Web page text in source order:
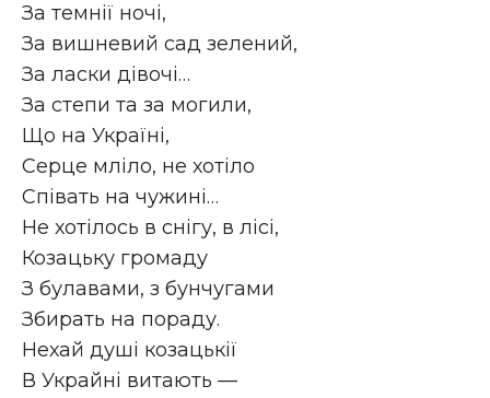
За темнії ночі,
За вишневий сад зелений,
За ласки дівочі…
За степи та за могили,
Що на Україні,
Серце мліло, не хотіло
Співать на чужині…
Не хотілось в снігу, в лісі,
Козацьку громаду
З булавами, з бунчугами
Збирать на пораду.
Нехай душі козацькії
В Украйні витають —